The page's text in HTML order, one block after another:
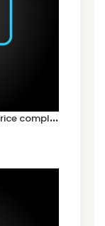
E
lectrician Bucovăț – instalații electrice complete pentru case noi